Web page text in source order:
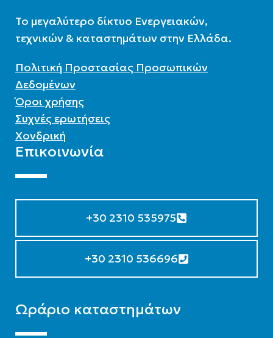
To μεγαλύτερο δίκτυο Ενεργειακών,
τεχνικών & καταστημάτων στην Ελλάδα.
Πολιτική Προστασίας Προσωπικών
Δεδομένων
Όροι χρήσης
Συχνές ερωτήσεις
Χονδρική
Επικοινωνία
+30 2310 535975
+30 2310 536696
Ωράριο καταστημάτων